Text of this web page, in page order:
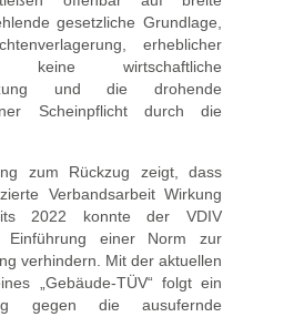
gesetzliche Grundlage,
erheblicher
keine wirtschaftliche
und die drohende
Scheinpflicht durch die
zum Rückzug zeigt, dass
Verbandsarbeit Wirkung
2022 konnte der VDIV
Einführung einer Norm zur
verhindern. Mit der aktuellen
„Gebäude-TÜV“ folgt ein
gegen die ausufernde